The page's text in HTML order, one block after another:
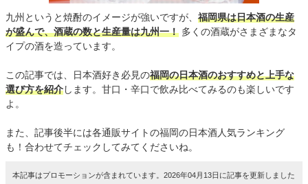
九州というと焼酎のイメージが強いですが、 福岡県は日本酒の生産
が盛んで、酒蔵の数と生産量は九州一！ 多くの酒蔵がさまざまなタ
イプの酒を造っています。
この記事では、日本酒好き必見の福岡の日本酒のおすすめと上手な
選び方を紹介します。甘口・辛口で飲み比べてみるのも楽しいです
よ。
また、記事後半には各通販サイトの福岡の日本酒人気ランキング
も！合わせてチェックしてみてくださいね。
本記事はプロモーションが含まれています。2026年04月13日に記事を更新しました